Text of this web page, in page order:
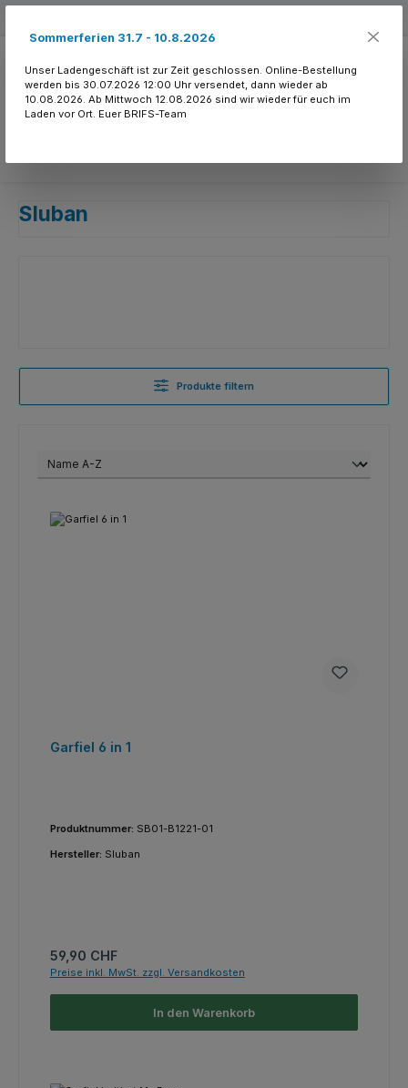
Sluban
Produkte filtern
Garfiel 6 in 1
Produktnummer: SB01-B1221-01
Hersteller: Sluban
Regulärer Preis:
59,90 CHF
Preise inkl. MwSt. zzgl. Versandkosten
In den Warenkorb
Sommerferien 31.7 - 10.8.2026
Unser Ladengeschäft ist zur Zeit geschlossen. Online-Bestellung
werden bis 30.07.2026 12:00 Uhr versendet, dann wieder ab
10.08.2026. Ab Mittwoch 12.08.2026 sind wir wieder für euch im
Laden vor Ort. Euer BRIFS-Team